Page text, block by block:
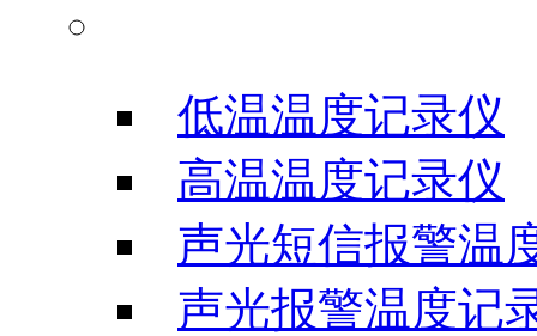
低温温度记录仪
高温温度记录仪
声光短信报警温
声光报警温度记